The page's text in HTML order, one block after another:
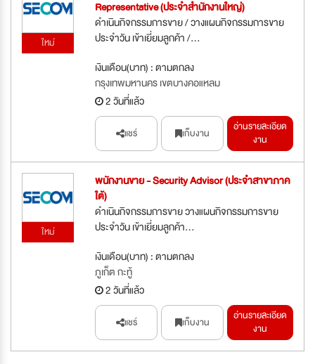
ใหม่
Representative (ประจำสำนักงานใหญ่)
ดำเนินกิจกรรมการขาย / วางแผนกิจกรรมการขาย
ประจำวัน เข้าเยี่ยมลูกค้า /...
เงินเดือน(บาท) : ตามตกลง
กรุงเทพมหานคร เขตบางคอแหลม
2 วันที่แล้ว
แชร์ เก็บงาน
อ่านรายละเอียด
งาน
ใหม่
พนักงานขาย - Security Advisor (ประจำสาขาภาค
ใต้)
ดำเนินกิจกรรมการขาย วางแผนกิจกรรมการขาย
ประจำวัน เข้าเยี่ยมลูกค้า...
เงินเดือน(บาท) : ตามตกลง
ภูเก็ต กะทู้
2 วันที่แล้ว
แชร์ เก็บงาน
อ่านรายละเอียด
งาน